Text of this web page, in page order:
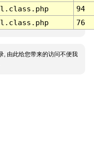
94
76
, 由此给您带来的访问不便我